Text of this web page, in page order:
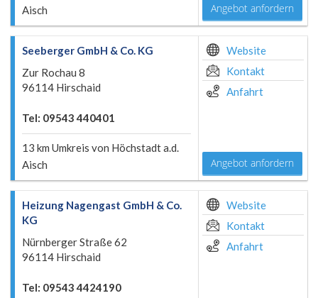
Aisch
Angebot anfordern
Seeberger GmbH & Co. KG
Zur Rochau 8
96114 Hirschaid
Tel: 09543 440401
13 km Umkreis von Höchstadt a.d.
Aisch
Website
Kontakt
Anfahrt
Angebot anfordern
Heizung Nagengast GmbH & Co.
KG
Nürnberger Straße 62
96114 Hirschaid
Tel: 09543 4424190
Website
Kontakt
Anfahrt